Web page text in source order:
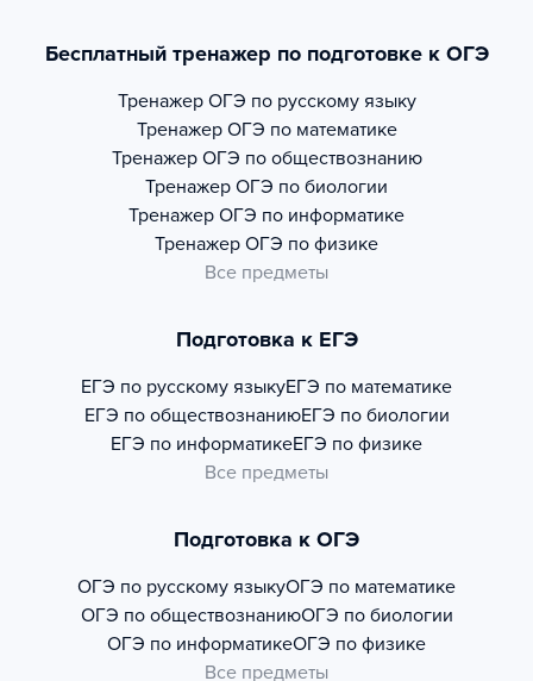
Бесплатный тренажер по подготовке к ОГЭ
Тренажер ОГЭ по русскому языку
Тренажер ОГЭ по математике
Тренажер ОГЭ по обществознанию
Тренажер ОГЭ по биологии
Тренажер ОГЭ по информатике
Тренажер ОГЭ по физике
Все предметы
Подготовка к ЕГЭ
ЕГЭ по русскому языкуЕГЭ по математике
ЕГЭ по обществознаниюЕГЭ по биологии
ЕГЭ по информатикеЕГЭ по физике
Все предметы
Подготовка к ОГЭ
ОГЭ по русскому языкуОГЭ по математике
ОГЭ по обществознаниюОГЭ по биологии
ОГЭ по информатикеОГЭ по физике
Все предметы